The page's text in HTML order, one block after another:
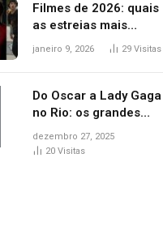
Filmes de 2026: quais
as estreias mais
aguardadas do ano?
janeiro 9, 2026 29 Visitas
Do Oscar a Lady Gaga
no Rio: os grandes
marcos da cultura em
2025
dezembro 27, 2025
20 Visitas